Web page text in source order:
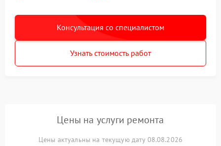
Консультация со специалистом
Узнать стоимость работ
Цены на услуги ремонта
Цены актуальны на текущую дату 08.08.2026